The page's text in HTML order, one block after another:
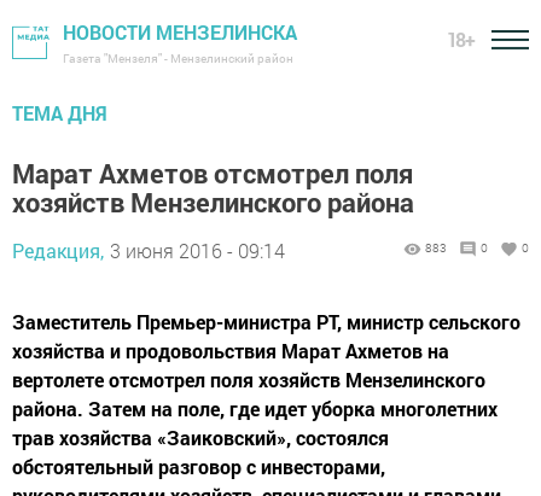
НОВОСТИ МЕНЗЕЛИНСКА
Газета "Мензеля" - Мензелинский район
18+
ТЕМА ДНЯ
Марат Ахметов отсмотрел поля
хозяйств Мензелинского района
Редакция, 3 июня 2016 - 09:14 883 0 0
Заместитель Премьер-министра РТ, министр сельского
хозяйства и продовольствия Марат Ахметов на
вертолете отсмотрел поля хозяйств Мензелинского
района. Затем на поле, где идет уборка многолетних
трав хозяйства «Заиковский», состоялся
обстоятельный разговор с инвесторами,